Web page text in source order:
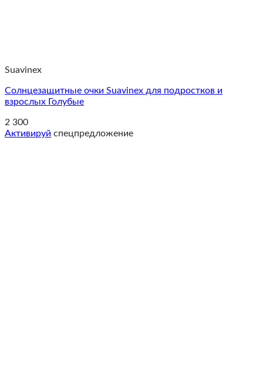
Suavinex
Солнцезащитные очки Suavinex для подростков и
взрослых Голубые
2 300
Активируй спецпредложение